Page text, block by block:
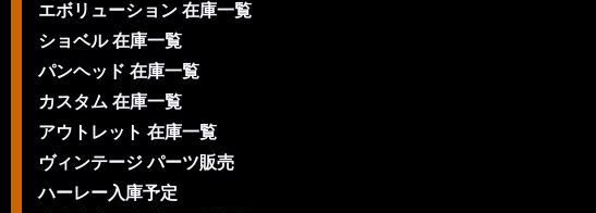
エボリューション 在庫一覧
ショベル 在庫一覧
パンヘッド 在庫一覧
カスタム 在庫一覧
アウトレット 在庫一覧
ヴィンテージ パーツ販売
ハーレー入庫予定